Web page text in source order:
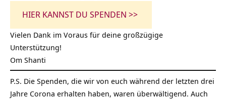
HIER KANNST DU SPENDEN >>
Vielen Dank im Voraus für deine großzügige
Unterstützung!
Om Shanti
P.S. Die Spenden, die wir von euch während der letzten drei
Jahre Corona erhalten haben, waren überwältigend. Auch